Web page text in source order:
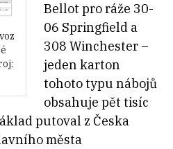
Bellot pro ráže 30-
06 Springfield a
308 Winchester –
jeden karton
tohoto typu nábojů
obsahuje pět tisíc
putoval z Česka
města